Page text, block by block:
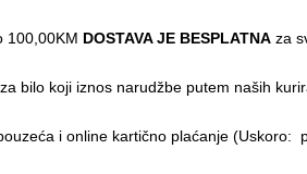
100,00KM DOSTAVA JE BESPLATNA za
bilo koji iznos narudžbe putem naših
i online kartično plaćanje (Uskoro: